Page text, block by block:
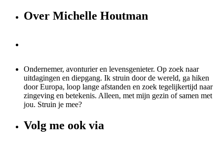
Over Michelle Houtman
Ondernemer, avonturier en levensgenieter. Op zoek naar
uitdagingen en diepgang. Ik struin door de wereld, ga hiken
door Europa, loop lange afstanden en zoek tegelijkertijd naar
zingeving en betekenis. Alleen, met mijn gezin of samen met
jou. Struin je mee?
Volg me ook via